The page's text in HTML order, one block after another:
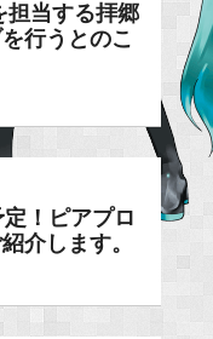
担当する拝郷
行うとのこ
定！ピアプロ
介します。